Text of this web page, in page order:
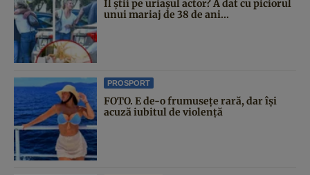
Îl știi pe uriașul actor? A dat cu piciorul
unui mariaj de 38 de ani...
PROSPORT
FOTO. E de-o frumusețe rară, dar își
acuză iubitul de violență